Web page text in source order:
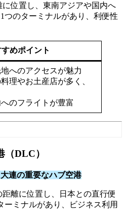
位置し、東南アジアや国内へ
つのターミナルがあり、利便性
めポイント
へのアクセスが魅力
理やお土産店が多く、
のフライトが豊富
（DLC）
連の重要なハブ空港
離に位置し、日本との直行便
ーミナルがあり、ビジネス利用